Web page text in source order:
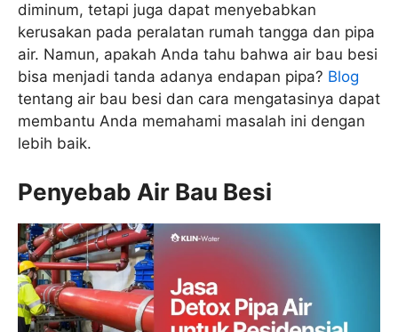
diminum, tetapi juga dapat menyebabkan
kerusakan pada peralatan rumah tangga dan pipa
air. Namun, apakah Anda tahu bahwa air bau besi
bisa menjadi tanda adanya endapan pipa? Blog
tentang air bau besi dan cara mengatasinya dapat
membantu Anda memahami masalah ini dengan
lebih baik.
Penyebab Air Bau Besi